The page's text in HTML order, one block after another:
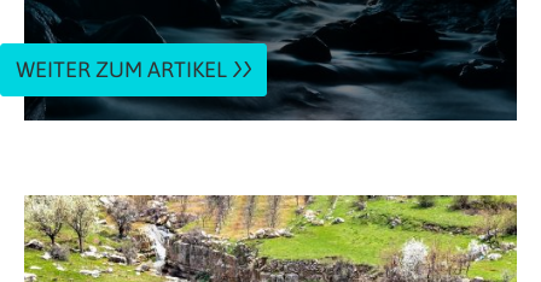
WEITER ZUM ARTIKEL